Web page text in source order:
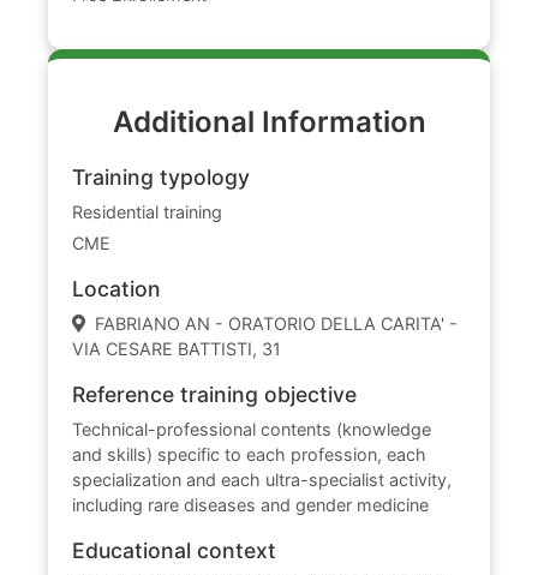
Additional Information
Training typology
Residential training
CME
Location
FABRIANO AN - ORATORIO DELLA CARITA' -
VIA CESARE BATTISTI, 31
Reference training objective
Technical-professional contents (knowledge
and skills) specific to each profession, each
specialization and each ultra-specialist activity,
including rare diseases and gender medicine
Educational context